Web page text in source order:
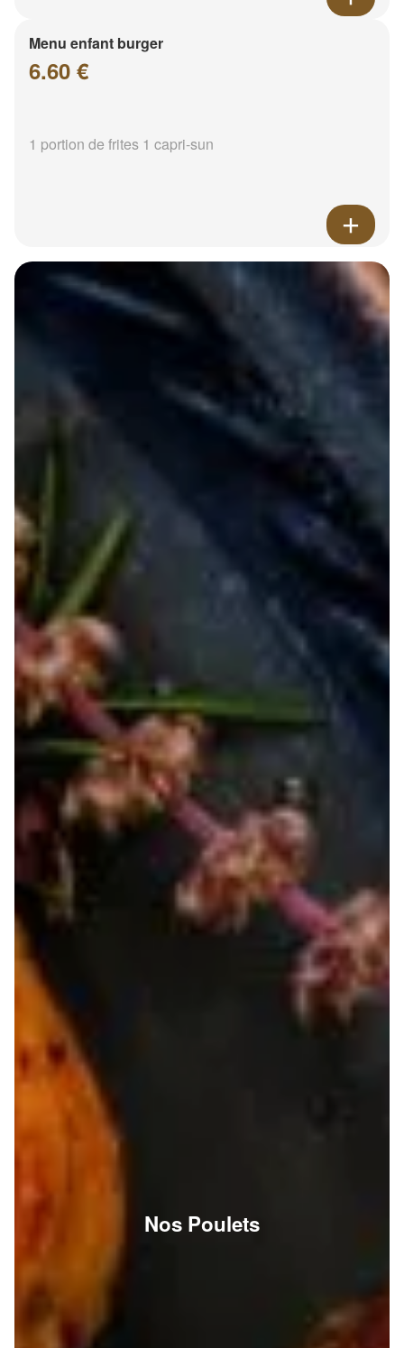
Menu enfant burger
6.60 €
1 portion de frites 1 capri-sun
Nos Poulets